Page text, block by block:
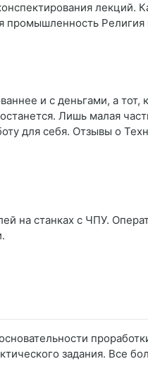
лекций.
промышленность
и с деньгами, а тот,
Лишь малая
для себя. Отзывы о
на станках с ЧПУ.
задания. Все